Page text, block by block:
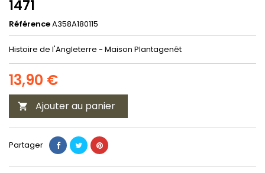
1471
RéférenceA358A180115
Histoire de l'Angleterre - Maison Plantagenêt
13,90 €
 Ajouter au panier
Partager